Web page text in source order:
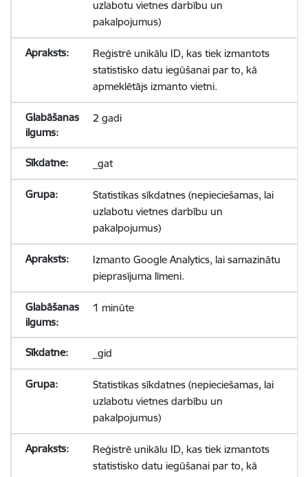
uzlabotu vietnes darbību un
pakalpojumus)
Reģistrē unikālu ID, kas tiek izmantots
statistisko datu iegūšanai par to, kā
apmeklētājs izmanto vietni.
2 gadi
_gat
Statistikas sīkdatnes (nepieciešamas, lai
uzlabotu vietnes darbību un
pakalpojumus)
Izmanto Google Analytics, lai samazinātu
pieprasījuma līmeni.
1 minūte
_gid
Statistikas sīkdatnes (nepieciešamas, lai
uzlabotu vietnes darbību un
pakalpojumus)
Reģistrē unikālu ID, kas tiek izmantots
statistisko datu iegūšanai par to, kā